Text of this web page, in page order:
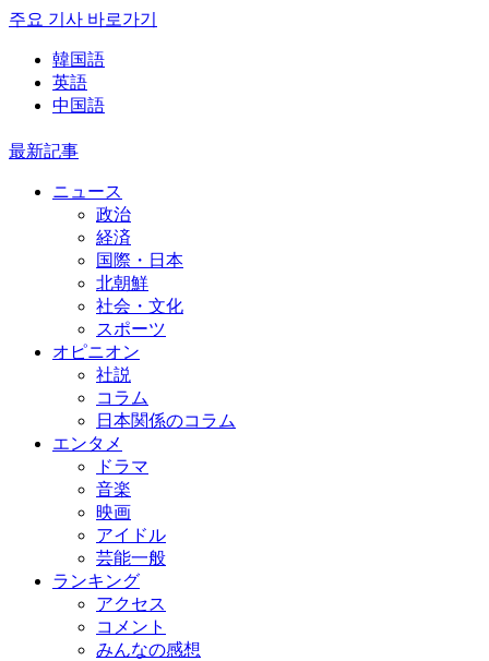
주요 기사 바로가기
韓国語
英語
中国語
最新記事
ニュース
政治
経済
国際・日本
北朝鮮
社会・文化
スポーツ
オピニオン
社説
コラム
日本関係のコラム
エンタメ
ドラマ
音楽
映画
アイドル
芸能一般
ランキング
アクセス
コメント
みんなの感想